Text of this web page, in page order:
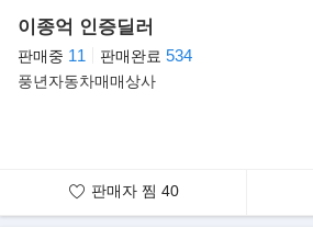
▶차량(추가옵션/장점)상세
▶판매자의 한마디
대표 이종억 입니다.
이종억 인증딜러
판매중 11 판매완료 534
풍년자동차매매상사
판매자 찜 40